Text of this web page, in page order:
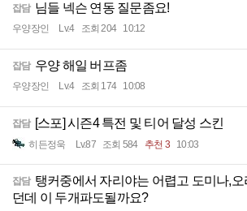
잡담 님들 넥슨 연동 질문좀요!
우양장인 Lv.4 조회 204 10:12
잡담 우양 해일 버프좀
우양장인 Lv.4 조회 174 10:08
잡담 [스포] 시즌4 특전 및 티어 달성 스킨
히든정욱 Lv.87 조회 584 추천 3 10:03
잡담 탱커중에서 자리야는 어렵고 도미나,
던데 이 두개파도될까요?